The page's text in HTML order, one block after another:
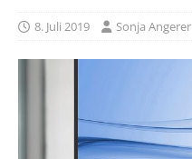
8. Juli 2019 Sonja Angerer